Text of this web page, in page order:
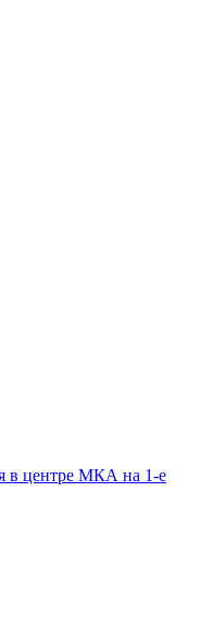
в центре МКА на 1-е